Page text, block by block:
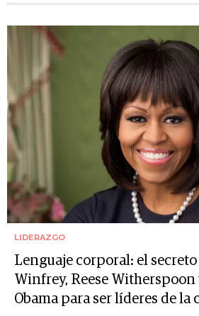
LIDERAZGO
Lenguaje corporal: el secreto
Winfrey, Reese
Obama para ser líderes de la